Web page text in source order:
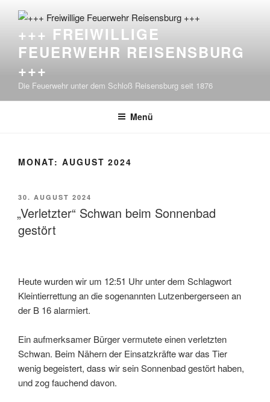
Inhalt
springen+++ FREIWILLIGE
FEUERWEHR REISENSBURG
+++
Die Feuerwehr unter dem Schloß Reisensburg seit 1876
Menü
MONAT: AUGUST 2024
VERÖFFENTLICHT
AM
30. AUGUST 2024
„Verletzter“ Schwan beim Sonnenbad
gestört
Heute wurden wir um 12:51 Uhr unter dem Schlagwort
Kleintierrettung an die sogenannten Lutzenbergerseen an
der B 16 alarmiert.
Ein aufmerksamer Bürger vermutete einen verletzten
Schwan. Beim Nähern der Einsatzkräfte war das Tier
wenig begeistert, dass wir sein Sonnenbad gestört haben,
und zog fauchend davon.